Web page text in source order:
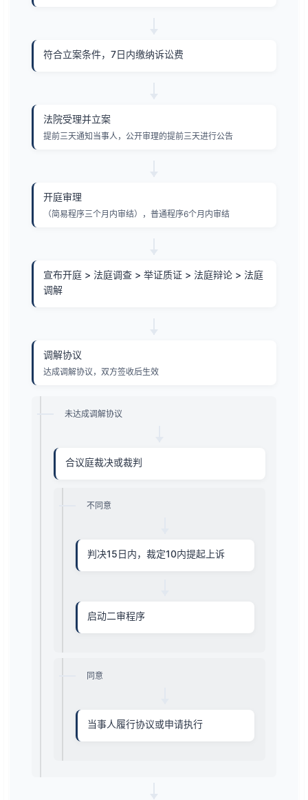
符合立案条件，7日内缴纳诉讼费
法院受理并立案
提前三天通知当事人，公开审理的提前三天进行公告
开庭审理
（简易程序三个月内审结），普通程序6个月内审结
宣布开庭 > 法庭调查 > 举证质证 > 法庭辩论 > 法庭
调解
调解协议
达成调解协议，双方签收后生效
未达成调解协议
合议庭裁决或裁判
不同意
判决15日内，裁定10内提起上诉
启动二审程序
同意
当事人履行协议或申请执行